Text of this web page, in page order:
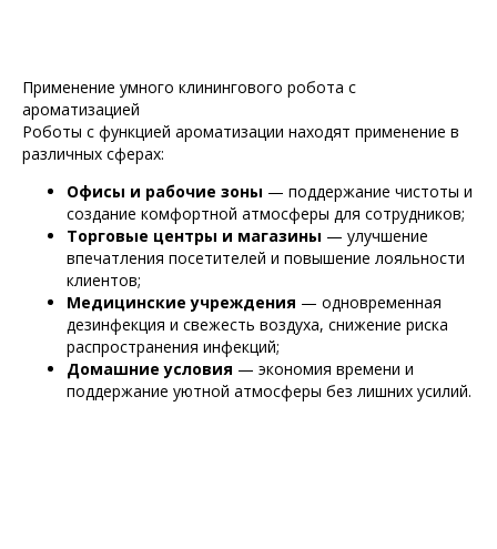
Применение умного клинингового робота с
ароматизацией
Роботы с функцией ароматизации находят применение в
различных сферах:
Офисы и рабочие зоны — поддержание чистоты и
создание комфортной атмосферы для сотрудников;
Торговые центры и магазины — улучшение
впечатления посетителей и повышение лояльности
клиентов;
Медицинские учреждения — одновременная
дезинфекция и свежесть воздуха, снижение риска
распространения инфекций;
Домашние условия — экономия времени и
поддержание уютной атмосферы без лишних усилий.